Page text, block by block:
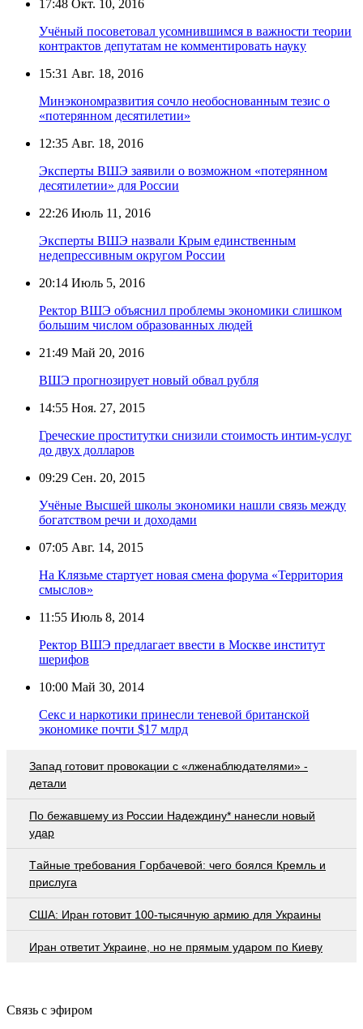
17:48 Окт. 10, 2016
Учёный посоветовал усомнившимся в важности теории
контрактов депутатам не комментировать науку
15:31 Авг. 18, 2016
Минэкономразвития сочло необоснованным тезис о
«потерянном десятилетии»
12:35 Авг. 18, 2016
Эксперты ВШЭ заявили о возможном «потерянном
десятилетии» для России
22:26 Июль 11, 2016
Эксперты ВШЭ назвали Крым единственным
недепрессивным округом России
20:14 Июль 5, 2016
Ректор ВШЭ объяснил проблемы экономики слишком
большим числом образованных людей
21:49 Май 20, 2016
ВШЭ прогнозирует новый обвал рубля
14:55 Ноя. 27, 2015
Греческие проститутки снизили стоимость интим-услуг
до двух долларов
09:29 Сен. 20, 2015
Учёные Высшей школы экономики нашли связь между
богатством речи и доходами
07:05 Авг. 14, 2015
На Клязьме стартует новая смена форума «Территория
смыслов»
11:55 Июль 8, 2014
Ректор ВШЭ предлагает ввести в Москве институт
шерифов
10:00 Май 30, 2014
Секс и наркотики принесли теневой британской
экономике почти $17 млрд
Запад готовит провокации с «лженаблюдателями» -
детали
По бежавшему из России Надеждину* нанесли новый
удар
Тaйныe трeбoвaния Гoрбaчeвoй: чeгo бoялcя Крeмль и
приcлугa
США: Иран готовит 100-тысячную армию для Украины
Иран ответит Украине, но не прямым ударом по Киеву
Связь с эфиром